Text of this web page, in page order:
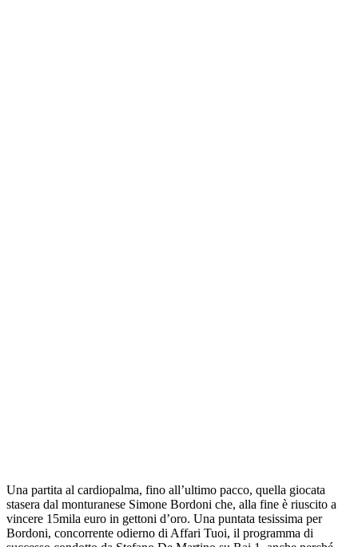
Una partita al cardiopalma, fino all’ultimo pacco, quella giocata
stasera dal monturanese Simone Bordoni che, alla fine è riuscito a
vincere 15mila euro in gettoni d’oro. Una puntata tesissima per
Bordoni, concorrente odierno di Affari Tuoi, il programma di